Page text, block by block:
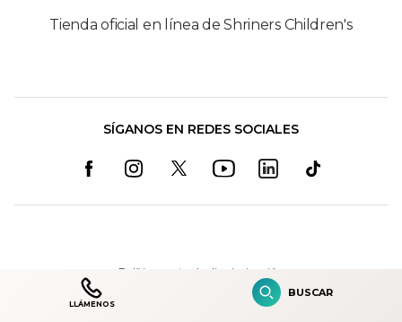
Tienda oficial en línea de Shriners Children's
SÍGANOS EN REDES SOCIALES
Política contra la discriminación
LLÁMENOS
BUSCAR